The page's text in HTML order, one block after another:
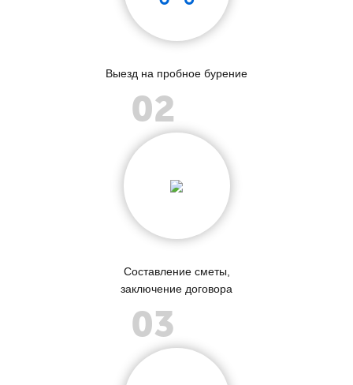
Выезд на пробное бурение
Составление сметы,
заключение договора
02
03